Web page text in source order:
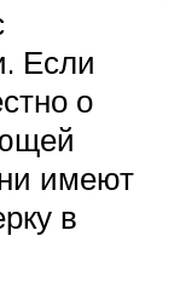
Если
о
имеют
в